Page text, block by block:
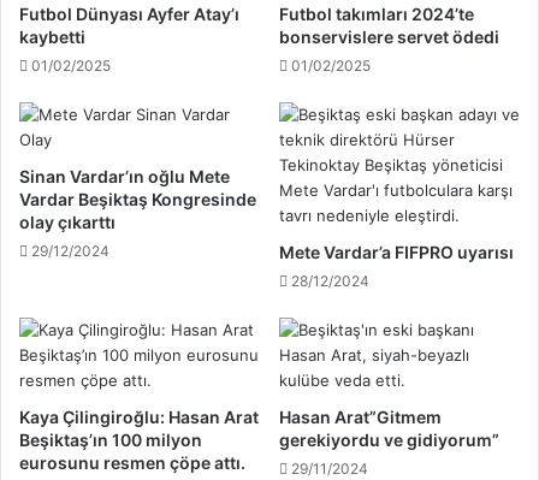
n
k
l
r
i
e
b
a
ğ
d
ı
!
.
.
ı
k
l
n
d
;
T
r
a
o
n
s
p
o
r
Futbol Dünyası Ayfer Atay’ı
kaybetti
01/02/2025
Futbol takımları 2024’te
bonservislere servet ödedi
01/02/2025
Sinan Vardar’ın oğlu Mete
Vardar Beşiktaş Kongresinde
olay çıkarttı
29/12/2024 Mete Vardar’a FIFPRO uyarısı
28/12/2024
Kaya Çilingiroğlu: Hasan Arat
Beşiktaş’ın 100 milyon
eurosunu resmen çöpe attı.
Hasan Arat”Gitmem
gerekiyordu ve gidiyorum”
29/11/2024